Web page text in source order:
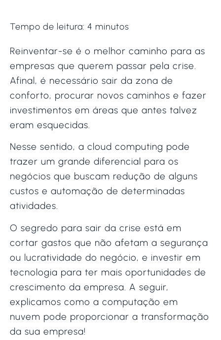
Tempo de leitura: 4 minutos
Reinventar-se é o melhor caminho para as
empresas que querem passar pela crise.
Afinal, é necessário sair da zona de
conforto, procurar novos caminhos e fazer
investimentos em áreas que antes talvez
eram esquecidas.
Nesse sentido, a cloud computing pode
trazer um grande diferencial para os
negócios que buscam redução de alguns
custos e automação de determinadas
atividades.
O segredo para sair da crise está em
cortar gastos que não afetam a segurança
ou lucratividade do negócio, e investir em
tecnologia para ter mais oportunidades de
crescimento da empresa. A seguir,
explicamos como a computação em
nuvem pode proporcionar a transformação
da sua empresa!